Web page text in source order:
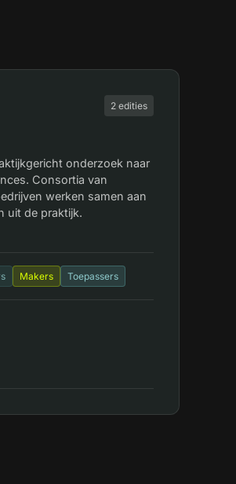
2 edities
onderzoek naar
Consortia van
werken samen aan
uit de praktijk.
Makers Toepassers